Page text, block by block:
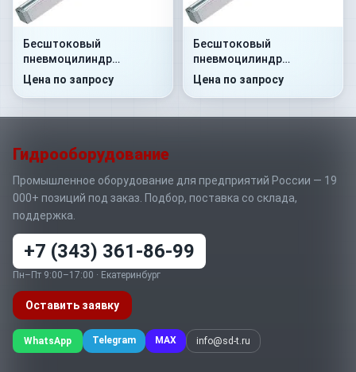
Бесштоковый
пневмоцилиндр
52R2P25A0120
Цена по запросу
Бесштоковый
пневмоцилиндр
52R2C32A0800
Цена по запросу
Гидрооборудование
Промышленное оборудование для предприятий России — 19
000+ позиций под заказ. Подбор, поставка со склада,
поддержка.
+7 (343) 361-86-99
Пн–Пт 9:00–17:00 · Екатеринбург
Оставить заявку
WhatsApp Telegram MAX info@sd-t.ru